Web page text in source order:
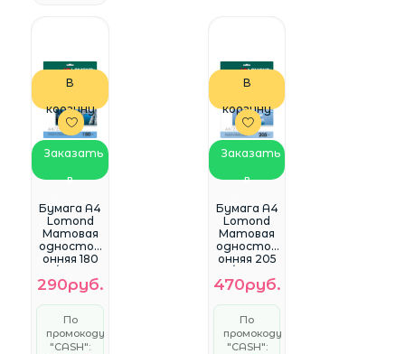
В
корзину
Заказать
в
WhatsApp
Бумага A4
Lomond
Матовая
одностор
онняя 180
(0102037)
290руб.
По
промокоду
"CASH":
В
корзину
Заказать
в
WhatsApp
Бумага A4
Lomond
Матовая
одностор
онняя 205
(0102124)
470руб.
По
промокоду
"CASH":